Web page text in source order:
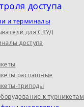
доступа
и терминалы
для СКУД
доступа
распашные
триподы
к турникетам